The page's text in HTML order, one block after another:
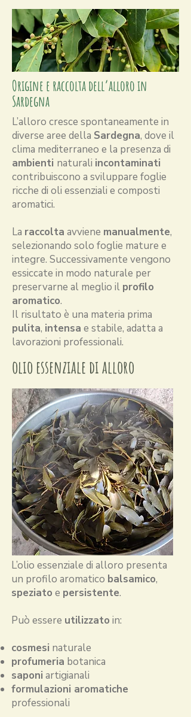
Origine e raccolta dell’alloro in
Sardegna
L’alloro cresce spontaneamente in
diverse aree della Sardegna, dove il
clima mediterraneo e la presenza di
ambienti naturali incontaminati
contribuiscono a sviluppare foglie
ricche di oli essenziali e composti
aromatici.
La raccolta avviene manualmente,
selezionando solo foglie mature e
integre. Successivamente vengono
essiccate in modo naturale per
preservarne al meglio il profilo
aromatico.
Il risultato è una materia prima
pulita, intensa e stabile, adatta a
lavorazioni professionali.
olio essenziale di alloro
L’olio essenziale di alloro presenta
un profilo aromatico balsamico,
speziato e persistente.
Può essere utilizzato in:
cosmesi naturale
profumeria botanica
saponi artigianali
formulazioni aromatiche
professionali